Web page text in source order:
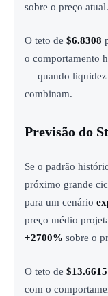
sobre o preço atual.
O teto de $6.8308
o comportamento
— quando liquidez
combinam.
Previsão do
Se o padrão
próximo grande
para um cenário
preço médio
+2700% sobre o
O teto de $13.6615
com o